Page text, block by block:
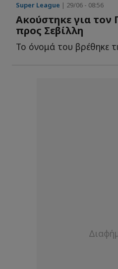
Super League | 29/06 - 08:56
Ακούστηκε για τον
προς Σεβίλλη